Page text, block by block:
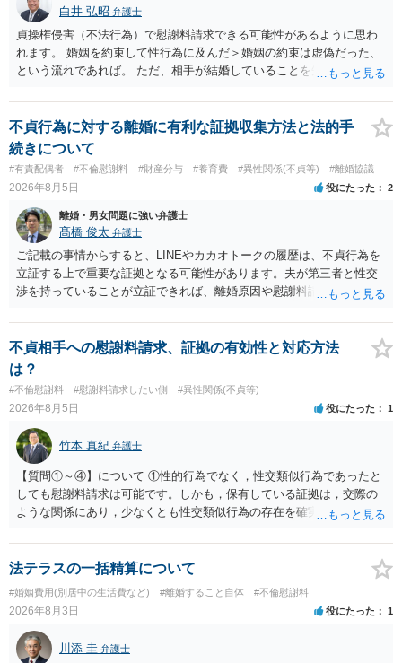
白井 弘昭 弁護士
貞操権侵害（不法行為）で慰謝料請求できる可能性があるように思わ
れます。 婚姻を約束して性行為に及んだ＞婚姻の約束は虚偽だった、
という流れであれば。 ただ、相手が結婚していることを知って行為に
性も認められそうですので、あまり慰謝料は高額にならないように思
われます。 一度、最寄りの弁護士に相談してみてください。
不貞行為に対する離婚に有利な証拠収集方法と法的手
続きについて
#有責配偶者 #不倫慰謝料 #財産分与 #養育費 #異性関係(不貞等) #離婚協議
2026年8月5日 役にたった 2
離婚・男女問題に強い弁護士
髙橋 俊太 弁護士
ご記載の事情からすると、LINEやカカオトークの履歴は、不貞行為を
立証する上で重要な証拠となる可能性があります。夫が第三者と性交
渉を持っていることが立証できれば、離婚原因や慰謝料請求を検討す
性的関係を継続しているのであれば、その期間や回数が分かる資料は
できるだけ保存しておくことをお勧めいたします。 他方、「夫に不貞
がある＝財産分与でも多くもらえる」「当然に親権を取得できる」と
いう関係にはありません。まず、財産分与は、基本的には夫婦が婚姻
中に形成した財産を清算する制度ですので、不貞行為の有無とは別
に、預貯金、不動産、保険、退職金等の資料を確保しておくことが重
要です。また、子の親権については、夫婦間の責任問題とは別に、
「どのような形がお子様の利益になるか」という観点です。そのた
め、未就学のお子様について貴方が主として養育しているのであれ
ば、保育園等への送迎、食事・入浴・寝かしつけ等の日常的な育児、
通院や予防接種への対応、保育園との連絡、夫婦それぞれの勤務状
況、別居後にどのような養育環境を用意できるかといった、これまで
の監護実績や今後の生活状況について整理しておくとよいでしょう。
養育費については、離婚後も父母双方がそれぞれの収入に応じて負担
するのが原則となります。
不貞相手への慰謝料請求、証拠の有効性と対応方法
は？
#不倫慰謝料 #慰謝料請求したい側 #異性関係(不貞等)
2026年8月5日 役にたった 1
竹本 真紀 弁護士
【質問①～④】について ①性的行為でなく，性交類似行為であったと
しても慰謝料請求は可能です。しかも，保有している証拠は，交際の
ような関係にあり，少なくとも性交類似行為の存在を確実に証明でき
ことを窺わせるものです。）。ですから，慰謝料請求を進めることで
よいと思います。 ただ．慰謝料額については，婚姻破綻に至っていな
いとして，この点を考慮されることになるかもしれません。 ②夫との
今後のことを考えて書いてもらうか否かを検討するのがよいと思いま
す。今ある証拠以上のことを証明（証明力を強めることも含む）でき
るのであれば，前向きに検討を進めるという考え方でもよいでしょ
う。慰謝料請求としては証拠として使えることが前提であり，その価
法テラスの一括精算について
#婚姻費用(別居中の生活費など) #離婚すること自体 #不倫慰謝料
2026年8月3日 役にたった 1
川添 圭 弁護士